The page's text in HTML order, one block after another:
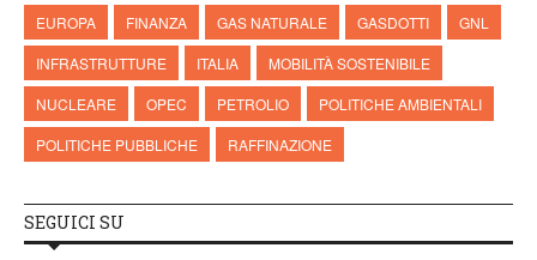
EUROPA
FINANZA GAS NATURALE GASDOTTI
GNL
INFRASTRUTTURE
ITALIA
MOBILITÀ SOSTENIBILE
NUCLEARE
OPEC PETROLIO
POLITICHE AMBIENTALI
POLITICHE PUBBLICHE
RAFFINAZIONE
SEGUICI SU